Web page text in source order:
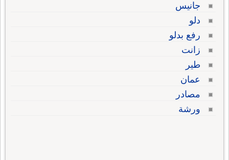
جانيس
دلو
رفع بدلو
زانت
طير
عمان
مصادر
ورشة